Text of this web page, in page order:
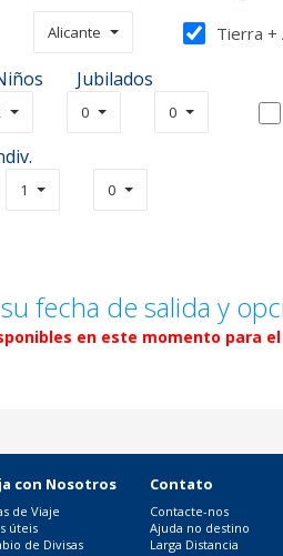
Alicante Tierra +
Jubilados
0 0
1 0
fecha de salida y
en este momento para
con Nosotros
de Viaje
úteis
de Divisas
Contato
Contacte-nos
Ajuda no destino
Larga Distancia